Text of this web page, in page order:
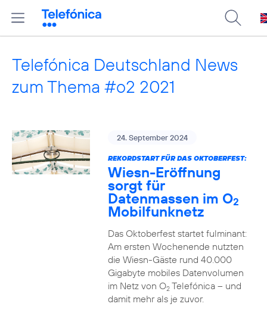
Telefónica Deutschland News
zum Thema #o2 2021
24. September 2024
REKORDSTART FÜR DAS OKTOBERFEST:
Wiesn-Eröffnung
sorgt für
Datenmassen im O2
Mobilfunknetz
Das Oktoberfest startet fulminant:
Am ersten Wochenende nutzten
die Wiesn-Gäste rund 40.000
Gigabyte mobiles Datenvolumen
im Netz von O2Telefónica – und
damit mehr als je zuvor.